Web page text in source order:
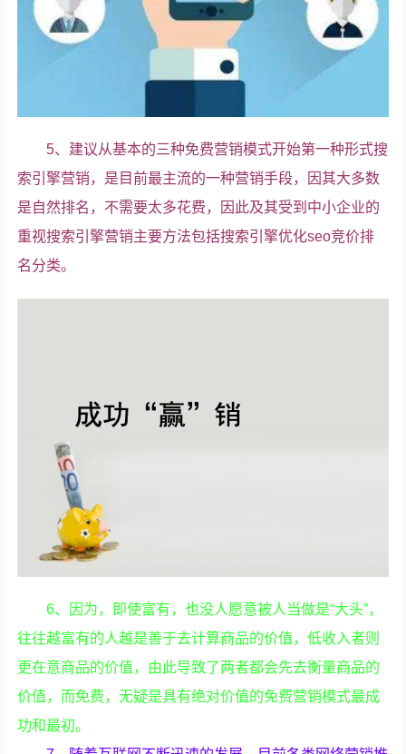
5、建议从基本的三种免费营销模式开始第一种形式搜
索引擎营销，是目前最主流的一种营销手段，因其大多数
是自然排名，不需要太多花费，因此及其受到中小企业的
重视搜索引擎营销主要方法包括搜索引擎优化seo竞价排
名分类。
6、因为，即使富有，也没人愿意被人当做是“大头”，
往往越富有的人越是善于去计算商品的价值，低收入者则
更在意商品的价值，由此导致了两者都会先去衡量商品的
价值，而免费，无疑是具有绝对价值的免费营销模式最成
功和最初。